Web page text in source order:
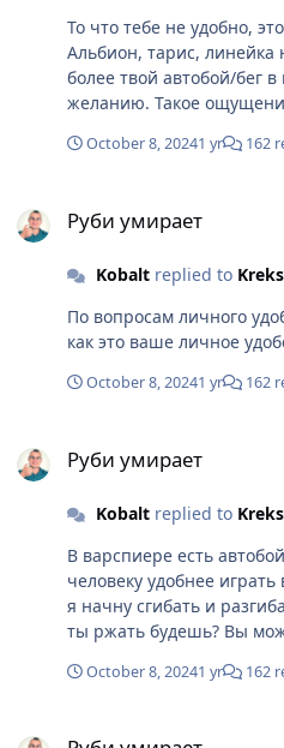
То что тебе не удобно,
Альбион, тарис, линейка не
более твой автобой/бег
желанию. Такое ощущение, что вы все спорите ради
October 8, 20241 yr 162
Руби умирает
Kobaltreplied to
По вопросам личного
как это ваше личное
October 8, 20241 yr 162
Руби умирает
Kobaltreplied to
В варспиере есть автобой. Ты поржал с того,
человеку удобнее
я начну сгибать и
ты ржать будешь? Вы можете себе хоть руки
планшету, из за
October 8, 20241 yr 162